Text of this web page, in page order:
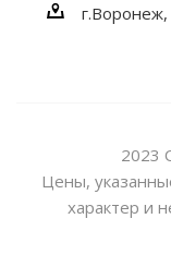
2023
Цены,
характер и